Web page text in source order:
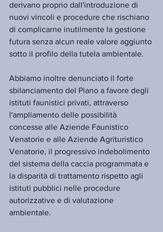
derivano proprio dall'introduzione di
nuovi vincoli e procedure che rischiano
di complicarne inutilmente la gestione
futura senza alcun reale valore aggiunto
sotto il profilo della tutela ambientale.
Abbiamo inoltre denunciato il forte
sbilanciamento del Piano a favore degli
istituti faunistici privati, attraverso
l'ampliamento delle possibilità
concesse alle Aziende Faunistico
Venatorie e alle Aziende Agrituristico
Venatorie, il progressivo indebolimento
del sistema della caccia programmata e
la disparità di trattamento rispetto agli
istituti pubblici nelle procedure
autorizzative e di valutazione
ambientale.